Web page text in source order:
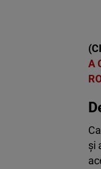
A
și